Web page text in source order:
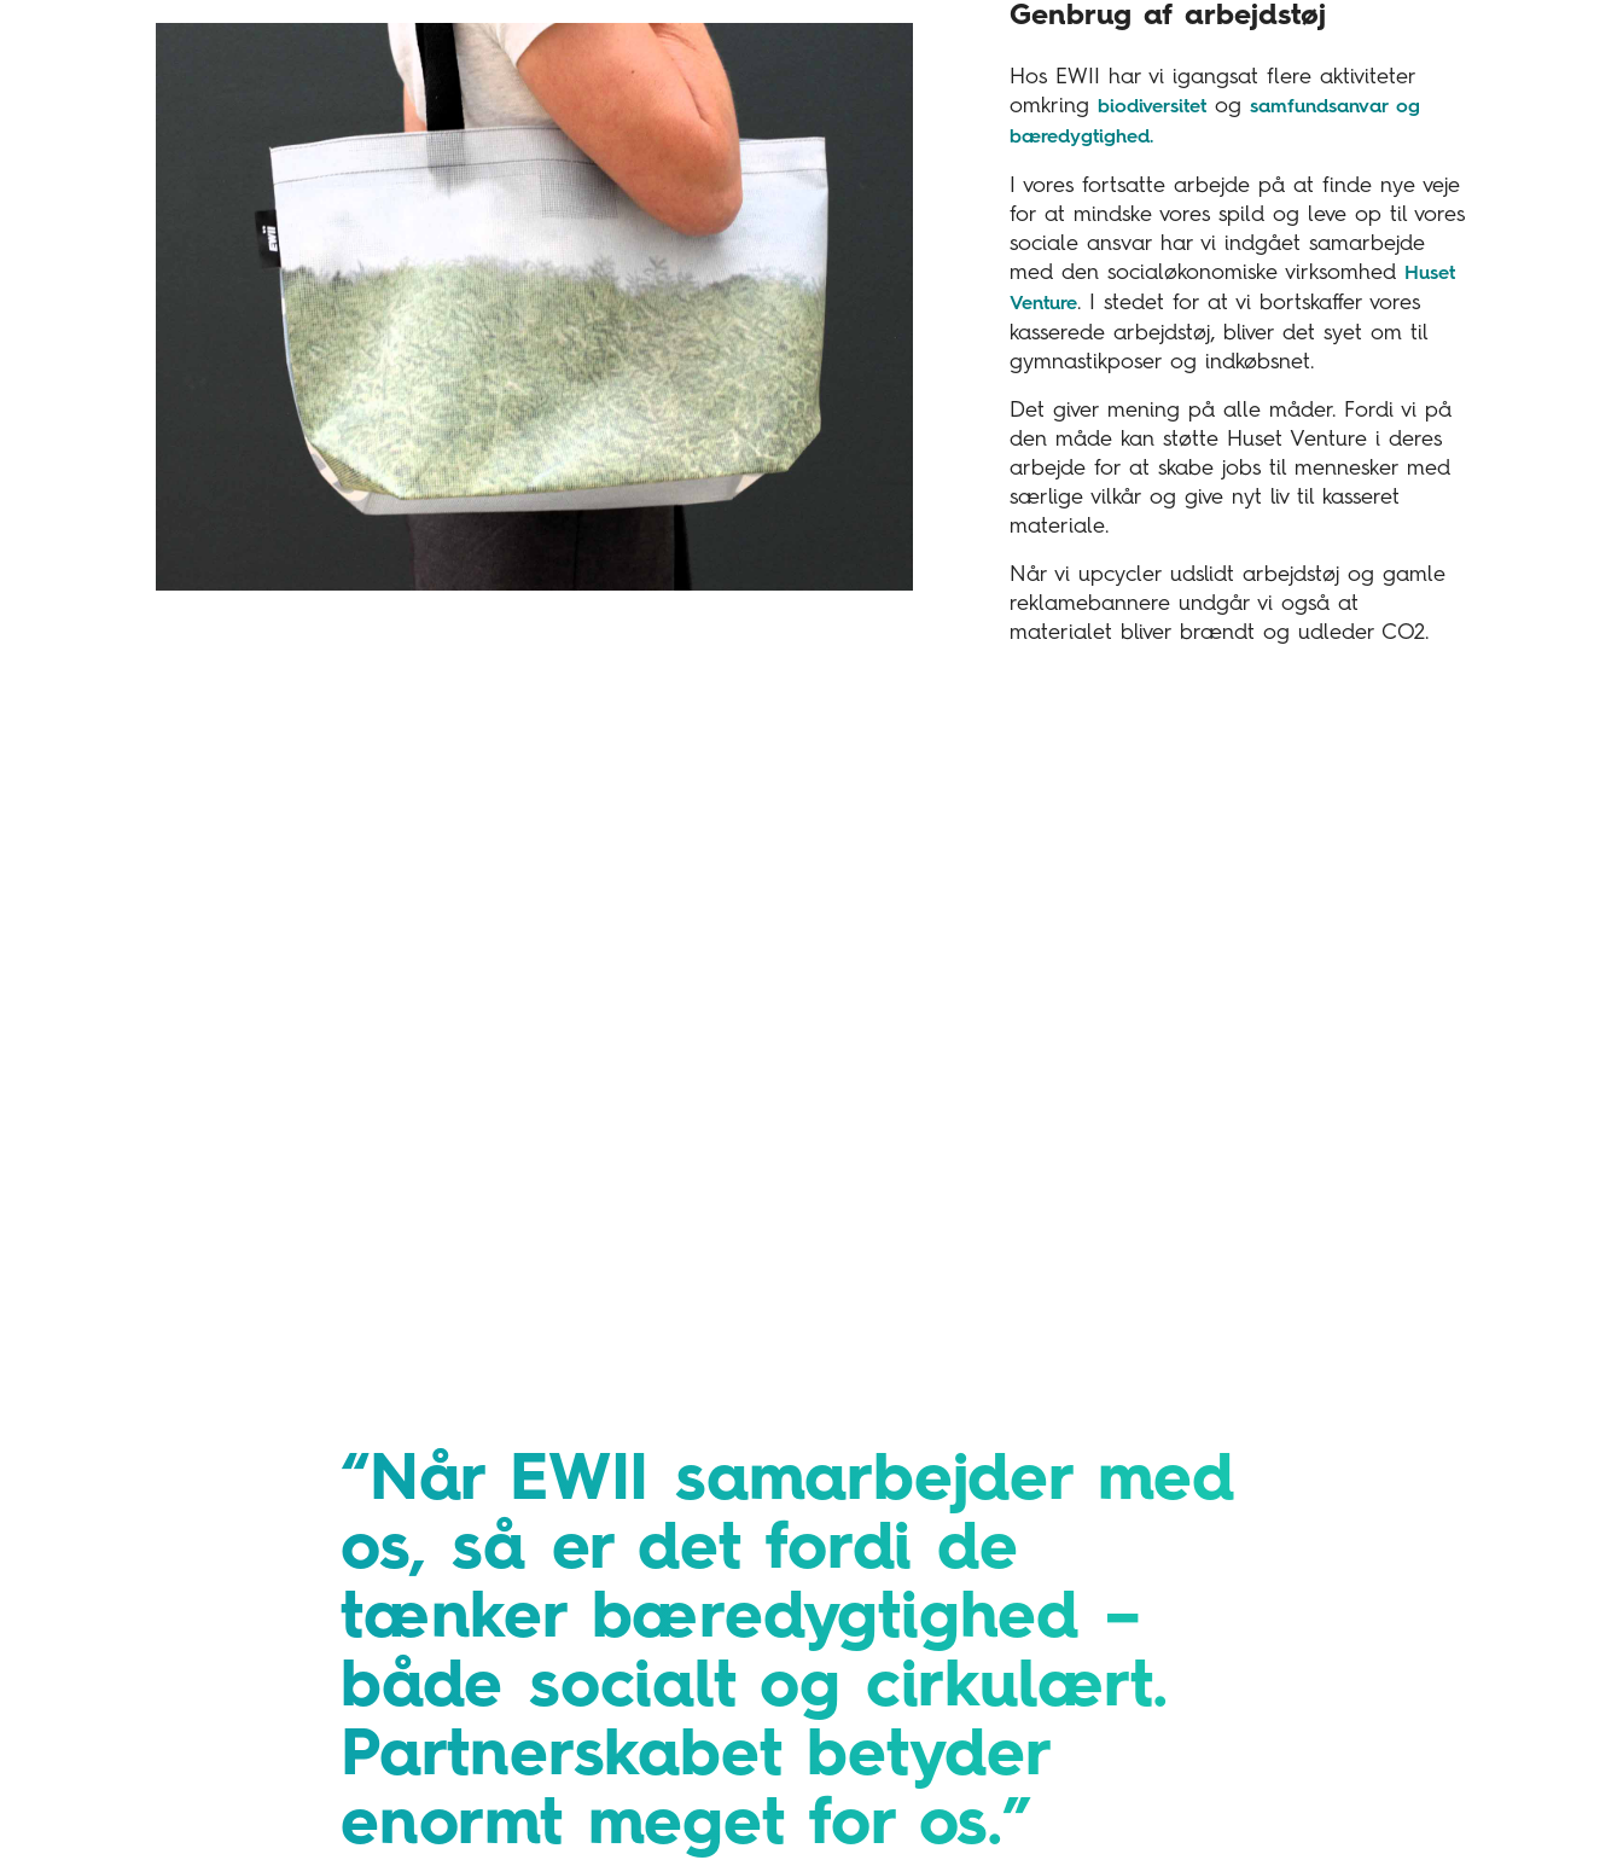
Genbrug af arbejdstøj
Hos EWII har vi igangsat flere aktiviteter
omkring biodiversitetog samfundsanvar og
bæredygtighed.
I vores fortsatte arbejde på at finde nye veje
for at mindske vores spild og leve op til vores
sociale ansvar har vi indgået samarbejde
med den socialøkonomiske virksomhed
Huset
Venture. I stedet for at vi bortskaffer vores
kasserede arbejdstøj, bliver det syet om til
gymnastikposer og indkøbsnet.
Det giver mening på alle måder. Fordi vi på
den måde kan støtte Huset Venture i deres
arbejde for at skabe jobs til mennesker med
særlige vilkår og give nyt liv til kasseret
materiale.
Når vi upcycler udslidt arbejdstøj og gamle
reklamebannere undgår vi også at
materialet bliver brændt og udleder CO2.
Når EWII samarbejder med
os, så er det fordi de
tænker bæredygtighed –
både socialt og cirkulært.
Partnerskabet betyder
enormt meget for os.